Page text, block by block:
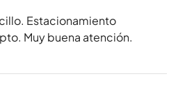
Estacionamiento
Muy buena atención.